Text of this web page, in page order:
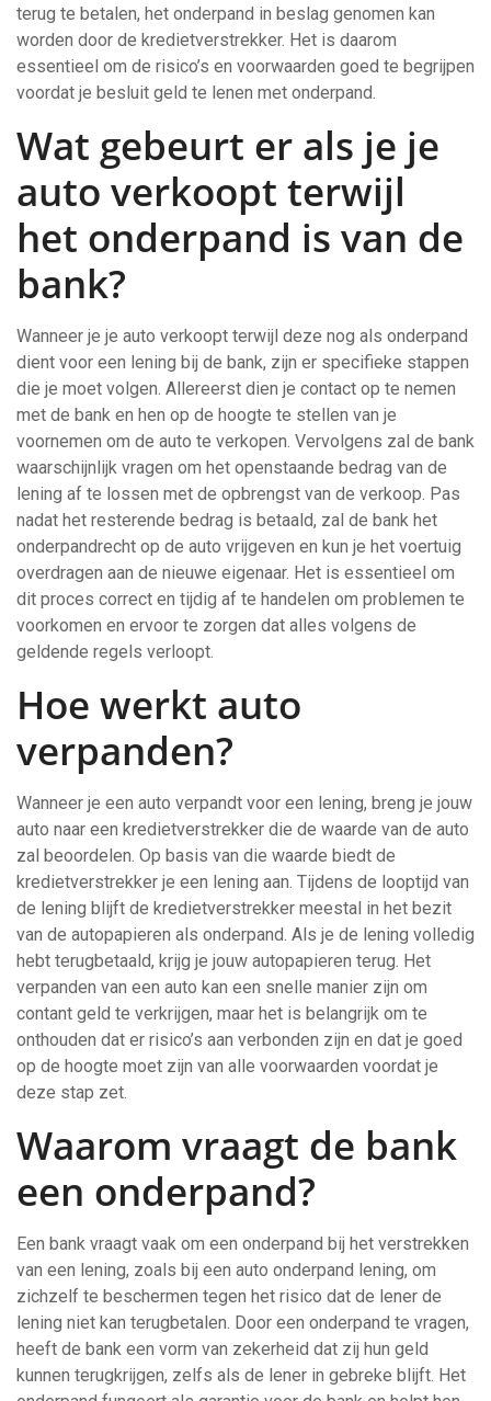
terug te betalen, het onderpand in beslag genomen kan
worden door de kredietverstrekker. Het is daarom
essentieel om de risico’s en voorwaarden goed te begrijpen
voordat je besluit geld te lenen met onderpand.
Wat gebeurt er als je je
auto verkoopt terwijl
het onderpand is van de
bank?
Wanneer je je auto verkoopt terwijl deze nog als onderpand
dient voor een lening bij de bank, zijn er specifieke stappen
die je moet volgen. Allereerst dien je contact op te nemen
met de bank en hen op de hoogte te stellen van je
voornemen om de auto te verkopen. Vervolgens zal de bank
waarschijnlijk vragen om het openstaande bedrag van de
lening af te lossen met de opbrengst van de verkoop. Pas
nadat het resterende bedrag is betaald, zal de bank het
onderpandrecht op de auto vrijgeven en kun je het voertuig
overdragen aan de nieuwe eigenaar. Het is essentieel om
dit proces correct en tijdig af te handelen om problemen te
voorkomen en ervoor te zorgen dat alles volgens de
geldende regels verloopt.
Hoe werkt auto
verpanden?
Wanneer je een auto verpandt voor een lening, breng je jouw
auto naar een kredietverstrekker die de waarde van de auto
zal beoordelen. Op basis van die waarde biedt de
kredietverstrekker je een lening aan. Tijdens de looptijd van
de lening blijft de kredietverstrekker meestal in het bezit
van de autopapieren als onderpand. Als je de lening volledig
hebt terugbetaald, krijg je jouw autopapieren terug. Het
verpanden van een auto kan een snelle manier zijn om
contant geld te verkrijgen, maar het is belangrijk om te
onthouden dat er risico’s aan verbonden zijn en dat je goed
op de hoogte moet zijn van alle voorwaarden voordat je
deze stap zet.
Waarom vraagt de bank
een onderpand?
Een bank vraagt vaak om een onderpand bij het verstrekken
van een lening, zoals bij een auto onderpand lening, om
zichzelf te beschermen tegen het risico dat de lener de
lening niet kan terugbetalen. Door een onderpand te vragen,
heeft de bank een vorm van zekerheid dat zij hun geld
kunnen terugkrijgen, zelfs als de lener in gebreke blijft. Het